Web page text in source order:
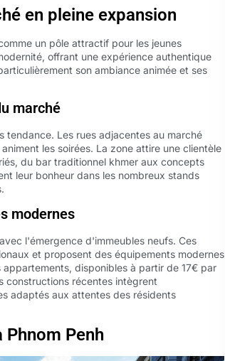
en pleine expansion
un pôle attractif pour les jeunes
offrant une expérience authentique
son ambiance animée et ses
marché
Les rues adjacentes au marché
les soirées. La zone attire une clientèle
du bar traditionnel khmer aux concepts
leur bonheur dans les nombreux stands
modernes
l'émergence d'immeubles neufs. Ces
et proposent des équipements modernes
disponibles à partir de 17€ par
constructions récentes intègrent
adaptés aux attentes des résidents
Penh